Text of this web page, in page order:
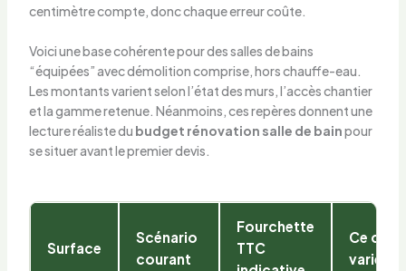
centimètre compte, donc chaque erreur coûte.
Voici une base cohérente pour des salles de bains
“équipées” avec démolition comprise, hors chauffe-eau.
Les montants varient selon l’état des murs, l’accès chantier
et la gamme retenue. Néanmoins, ces repères donnent une
lecture réaliste du budget rénovation salle de bainpour
se situer avant le premier devis.
Surface
Scénario
courant
Fourchette
TTC
Ce qui
varier le